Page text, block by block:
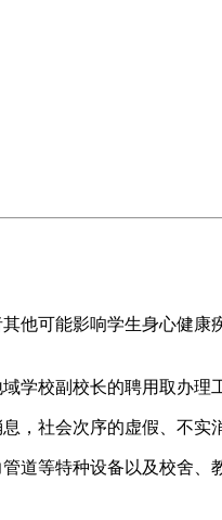
可能影响学生身心健康
校副校长的聘用取办理
社会次序的虚假、不实
等特种设备以及校舍、